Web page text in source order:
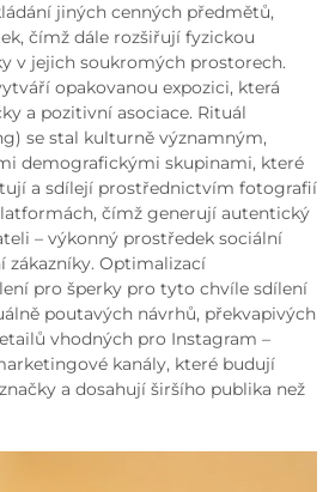
jiných cenných předmětů,
čímž dále rozšiřují fyzickou
v jejich soukromých prostorech.
opakovanou expozici, která
a pozitivní asociace. Rituál
se stal kulturně významným,
demografickými skupinami, které
a sdílejí prostřednictvím fotografií
čímž generují autentický
– výkonný prostředek sociální
zákazníky. Optimalizací
pro šperky pro tyto chvíle sdílení
poutavých návrhů, překvapivých
vhodných pro Instagram –
kanály, které budují
a dosahují širšího publika než